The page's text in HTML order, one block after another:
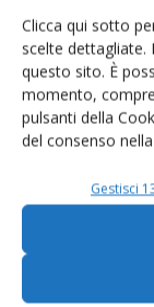
Clicca qui sotto
scelte dettagliate.
questo sito. È
momento,
pulsanti della
del consenso
Gestisci
Un modo